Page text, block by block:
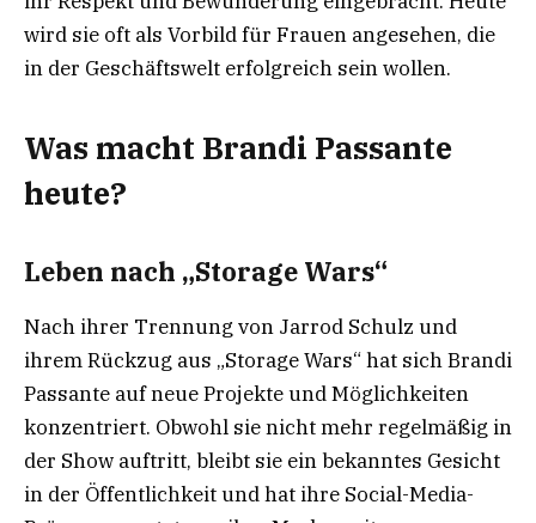
wird sie oft als Vorbild für Frauen angesehen, die
in der Geschäftswelt erfolgreich sein wollen.
Was macht Brandi Passante
heute?
Leben nach „Storage Wars“
Nach ihrer Trennung von Jarrod Schulz und
ihrem Rückzug aus „Storage Wars“ hat sich Brandi
Passante auf neue Projekte und Möglichkeiten
konzentriert. Obwohl sie nicht mehr regelmäßig in
der Show auftritt, bleibt sie ein bekanntes Gesicht
in der Öffentlichkeit und hat ihre Social-Media-